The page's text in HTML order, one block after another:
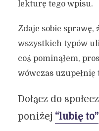
lekturę tego wpisu.
Zdaje sobie sprawę,
wszystkich typów
coś pominąłem,
wówczas uzupełnię
Dołącz do
poniżej “lubię to”